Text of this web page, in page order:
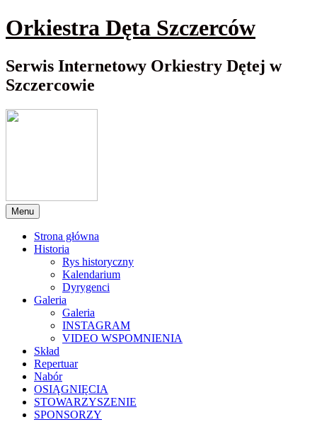
Przewiń
do
Orkiestra Dęta Szczerców
Serwis Internetowy Orkiestry Dętej w
Szczercowie
Menu
Strona główna
Historia
Rys historyczny
Kalendarium
Dyrygenci
Galeria
Galeria
INSTAGRAM
VIDEO WSPOMNIENIA
Skład
Repertuar
Nabór
OSIĄGNIĘCIA
STOWARZYSZENIE
SPONSORZY